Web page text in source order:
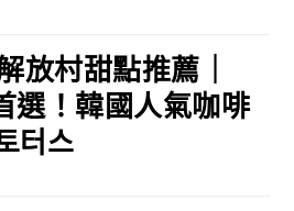
放村甜點推薦｜
選！韓國人氣咖啡
터스